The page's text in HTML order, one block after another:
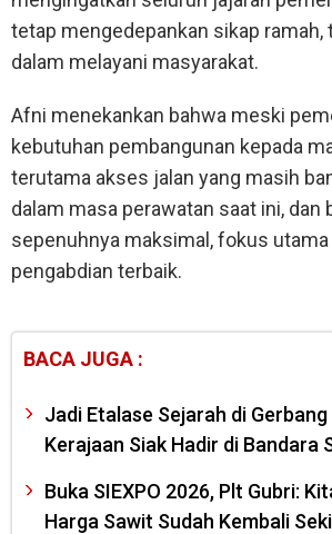
tetap mengedepankan sikap ramah,
dalam melayani masyarakat.
Afni menekankan bahwa meski
kebutuhan pembangunan kepada
terutama akses jalan yang masih
dalam masa perawatan saat ini, dan
sepenuhnya maksimal, fokus
pengabdian terbaik.
BACA JUGA :
Jadi Etalase Sejarah di Gerbang
Kerajaan Siak Hadir di Bandara
Buka SIEXPO 2026, Plt Gubri:
Harga Sawit Sudah Kembali